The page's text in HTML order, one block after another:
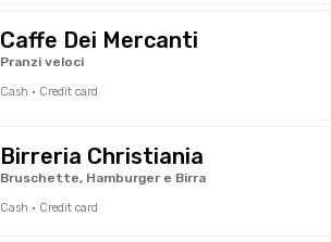
Caffe Dei Mercanti
Pranzi veloci
Cash · Credit card
Birreria Christiania
Bruschette, Hamburger e Birra
Cash · Credit card